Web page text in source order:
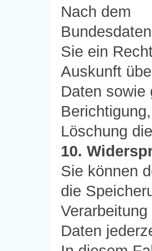
Nach dem
Sie ein
Auskunft
Daten sowie
Löschung
10.
Sie können
die
Daten